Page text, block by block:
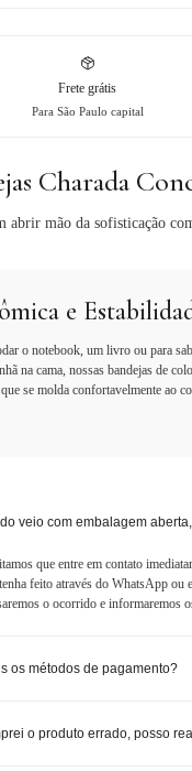
Frete grátis
Para São Paulo capital
Charada
mão da sofisticação
e
o notebook, um livro ou para
na cama, nossas bandejas de
se molda confortavelmente ao
veio com embalagem
que entre em contato
feito através do WhatsApp
o ocorrido e informaremos
os métodos de pagamento?
o produto errado, posso